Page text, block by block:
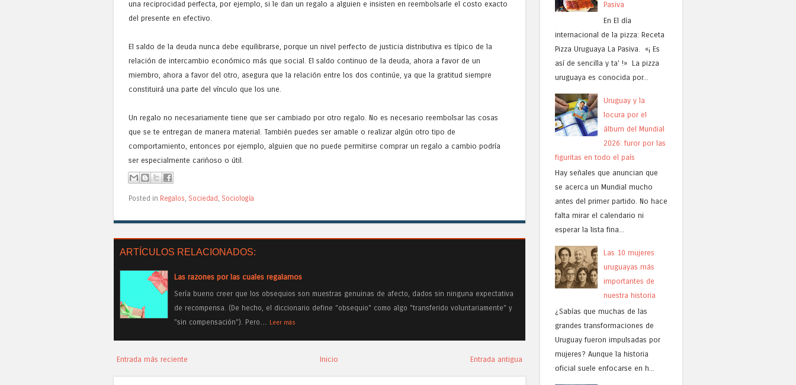
una reciprocidad perfecta, por ejemplo, si le dan un regalo a alguien e insisten en reembolsarle el costo exacto
del presente en efectivo.
El saldo de la deuda nunca debe equilibrarse, porque un nivel perfecto de justicia distributiva es típico de la
relación de intercambio económico más que social. El saldo continuo de la deuda, ahora a favor de un
miembro, ahora a favor del otro, asegura que la relación entre los dos continúe, ya que la gratitud siempre
constituirá una parte del vínculo que los une.
Un regalo no necesariamente tiene que ser cambiado por otro regalo. No es necesario reembolsar las cosas
que se te entregan de manera material. También puedes ser amable o realizar algún otro tipo de
comportamiento, entonces por ejemplo, alguien que no puede permitirse comprar un regalo a cambio podría
ser especialmente cariñoso o útil.
Posted in Regalos Sociedad Sociología
ARTÍCULOS RELACIONADOS:
Las razones por las cuales regalamos
Sería bueno creer que los obsequios son muestras genuinas de afecto, dados sin ninguna expectativa
de recompensa. (De hecho, el diccionario define "obsequio" como algo "transferido voluntariamente" y
"sin compensación"). Pero…
Leer más
Entrada más reciente Entrada antigua
Inicio
Pasiva
En El día
internacional de la pizza: Receta
Pizza Uruguaya La Pasiva. «¡ Es
así de sencilla y ta' !» La pizza
uruguaya es conocida por...
Uruguay y la
locura por el
álbum del Mundial
2026: furor por las
figuritas en todo el país
Hay señales que anuncian que
se acerca un Mundial mucho
antes del primer partido. No hace
falta mirar el calendario ni
esperar la lista fina...
Las 10 mujeres
uruguayas más
importantes de
nuestra historia
¿Sabías que muchas de las
grandes transformaciones de
Uruguay fueron impulsadas por
mujeres? Aunque la historia
oficial suele enfocarse en h...